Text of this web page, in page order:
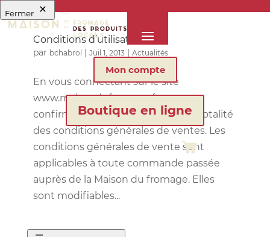
Mon compte
Boutique en ligne
Conditions d’utilisation
par bchabrol | Juil 1, 2013 | Actualités
En vous connectant sur le site
www.maisondufromage.fr, vous
confirmez votre acceptation de la totalité
des conditions générales de ventes. Les
conditions générales de vente sont
applicables à toute commande passée
auprès de la Maison du fromage. Elles
sont modifiables...
Fermer